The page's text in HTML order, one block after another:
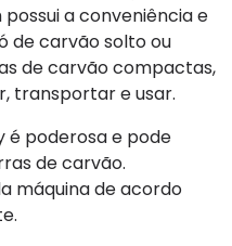
a conveniência e
de carvão solto ou
de carvão compactas,
transportar e usar.
é poderosa e pode
de carvão.
máquina de acordo